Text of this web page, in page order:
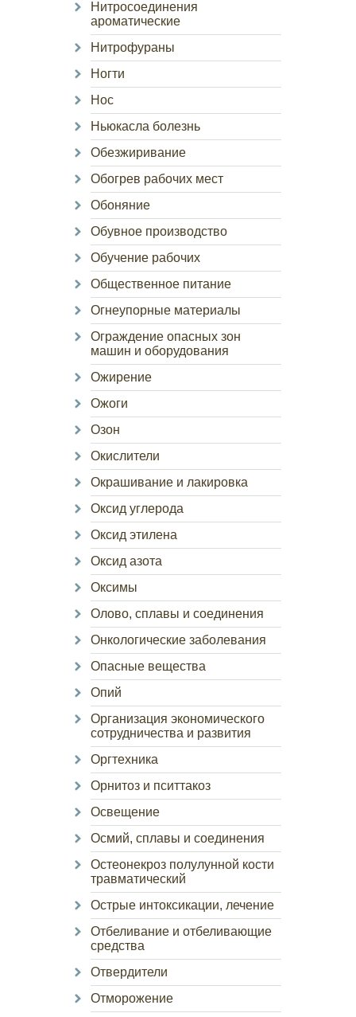
Нитросоединения
ароматические
Нитрофураны
Ногти
Нос
Ньюкасла болезнь
Обезжиривание
Обогрев рабочих мест
Обоняние
Обувное производство
Обучение рабочих
Общественное питание
Огнеупорные материалы
Ограждение опасных зон
машин и оборудования
Ожирение
Ожоги
Озон
Окислители
Окрашивание и лакировка
Оксид углерода
Оксид этилена
Оксид азота
Оксимы
Олово, сплавы и соединения
Онкологические заболевания
Опасные вещества
Опий
Организация экономического
сотрудничества и развития
Оргтехника
Орнитоз и пситтакоз
Освещение
Осмий, сплавы и соединения
Остеонекроз полулунной кости
травматический
Острые интоксикации, лечение
Отбеливание и отбеливающие
средства
Отвердители
Отморожение